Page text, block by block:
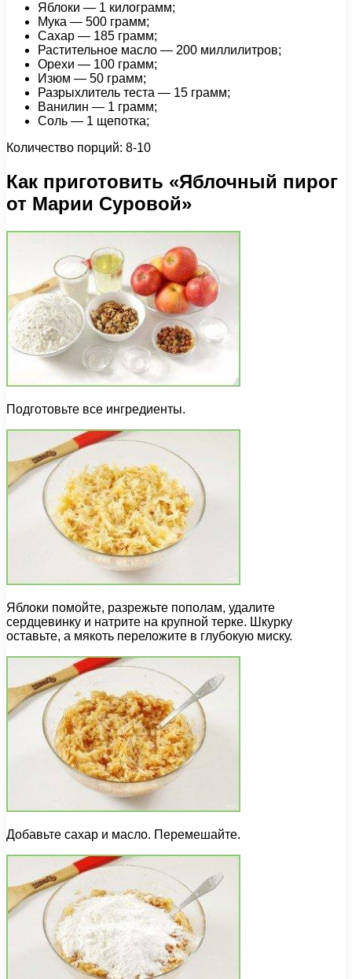
Яблоки — 1 килограмм;
Мука — 500 грамм;
Сахар — 185 грамм;
Растительное масло — 200 миллилитров;
Орехи — 100 грамм;
Изюм — 50 грамм;
Разрыхлитель теста — 15 грамм;
Ванилин — 1 грамм;
Соль — 1 щепотка;
Количество порций: 8-10
Как приготовить «Яблочный пирог
от Марии Суровой»
Подготовьте все ингредиенты.
Яблоки помойте, разрежьте пополам, удалите
сердцевинку и натрите на крупной терке. Шкурку
оставьте, а мякоть переложите в глубокую миску.
Добавьте сахар и масло. Перемешайте.